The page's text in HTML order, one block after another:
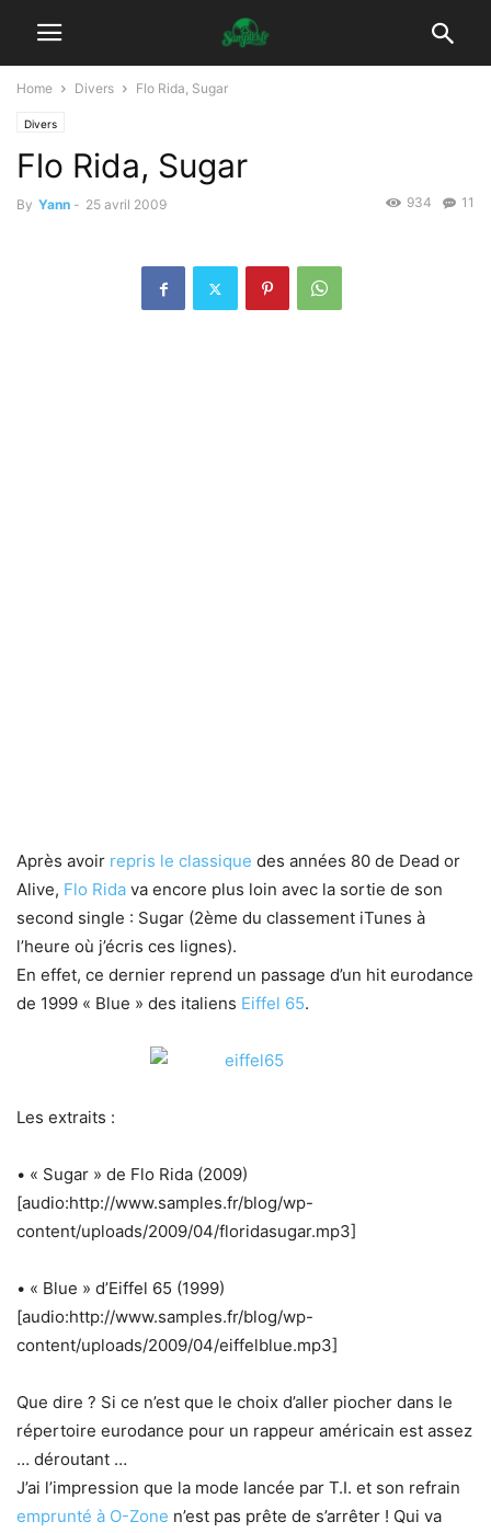
Home Divers Flo Rida, Sugar
Divers
Flo Rida, Sugar
By Yann - 25 avril 2009 11
934
Après avoir repris le classique des années 80 de Dead or
Alive, Flo Rida va encore plus loin avec la sortie de son
second single : Sugar (2ème du classement iTunes à
l’heure où j’écris ces lignes).
En effet, ce dernier reprend un passage d’un hit eurodance
de 1999 « Blue » des italiens Eiffel 65.
Les extraits :
• « Sugar » de Flo Rida (2009)
[audio:http://www.samples.fr/blog/wp-
content/uploads/2009/04/floridasugar.mp3]
• « Blue » d’Eiffel 65 (1999)
[audio:http://www.samples.fr/blog/wp-
content/uploads/2009/04/eiffelblue.mp3]
Que dire ? Si ce n’est que le choix d’aller piocher dans le
répertoire eurodance pour un rappeur américain est assez
… déroutant …
J’ai l’impression que la mode lancée par T.I. et son refrain
emprunté à O-Zone n’est pas prête de s’arrêter ! Qui va